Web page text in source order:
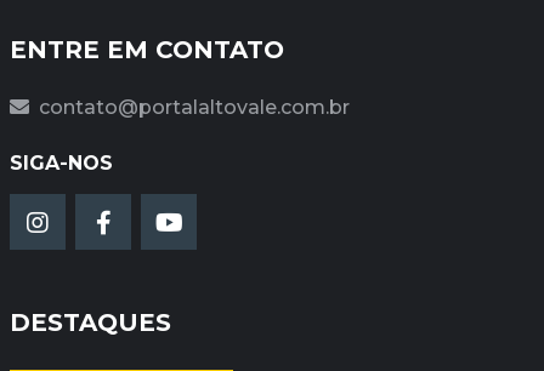
ENTRE EM CONTATO
contato@portalaltovale.com.br
SIGA-NOS
DESTAQUES